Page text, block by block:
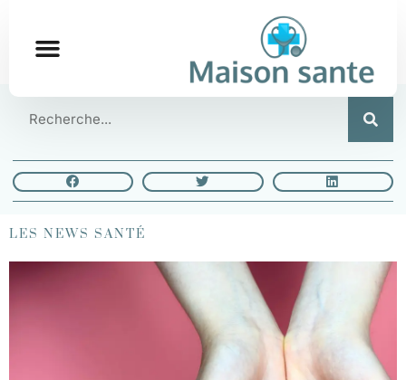
LES NEWS SANTÉ